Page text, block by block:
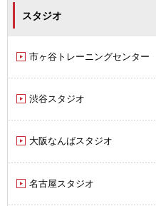
スタジオ
市ヶ谷トレーニングセンター
渋谷スタジオ
大阪なんばスタジオ
名古屋スタジオ